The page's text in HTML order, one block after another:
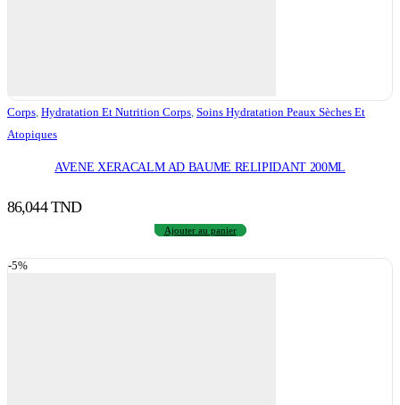
Corps, Hydratation Et Nutrition Corps, Soins Hydratation Peaux Sèches Et
Atopiques
AVENE XERACALM AD BAUME RELIPIDANT 200ML
86,044TND
Ajouter au panier
-5%